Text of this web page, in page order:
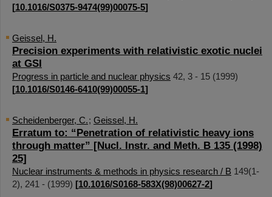
[10.1016/S0375-9474(99)00075-5]
Geissel, H.
Precision experiments with relativistic exotic nuclei
at GSI
Progress in particle and nuclear physics 42, 3 - 15 (1999)
[10.1016/S0146-6410(99)00055-1]
Scheidenberger, C.; Geissel, H.
Erratum to: “Penetration of relativistic heavy ions
through matter” [Nucl. Instr. and Meth. B 135 (1998)
25]
Nuclear instruments & methods in physics research / B 149(1-
2), 241 - (1999) [10.1016/S0168-583X(98)00627-2]